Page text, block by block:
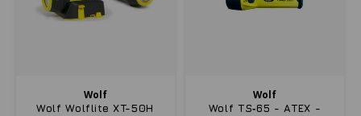
Wolf
Wolf Wolflite XT-50H
Wolf
Wolf TS‑65 - ATEX -